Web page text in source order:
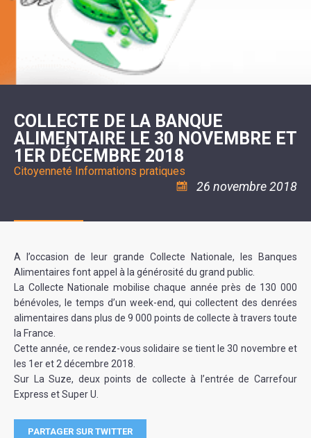
20ÈME
RÉUNIONS
MUNICIPAL
MAIRE
DE
LA
MINORITÉ
11
ANS
ASSOCIATION
LA
COULÉE
DOUCE
ENVIRONNEMENT
L'ASSAINISSEMENT
AUTONOMIE
LA
POLICE
MUNICIPALE
SÉCURITÉ
RISQUES
COMMUNAUTAIRE
VOIE
DÉCOUVERTES
LE
CAMPING-
CARS
TENTES
ET
CARAVANES
LA
HALTE
LA
COLLECTE DE LA BANQUE
ALIMENTAIRE LE 30 NOVEMBRE ET
1ER DÉCEMBRE 2018
Citoyenneté Informations pratiques
26 novembre 2018
A l’occasion de leur grande Collecte Nationale, les Banques
Alimentaires font appel à la générosité du grand public.
La Collecte Nationale mobilise chaque année près de 130 000
bénévoles, le temps d’un week-end, qui collectent des denrées
alimentaires dans plus de 9 000 points de collecte à travers toute
la France.
Cette année, ce rendez-vous solidaire se tient le 30 novembre et
les 1er et 2 décembre 2018.
Sur La Suze, deux points de collecte à l’entrée de Carrefour
Express et Super U.
PARTAGER SUR TWITTER